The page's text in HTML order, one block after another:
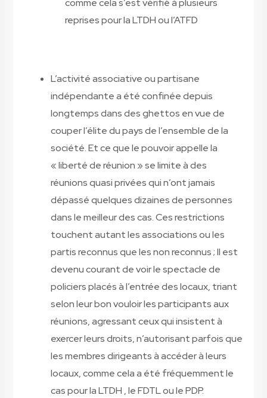
comme cela s’est vérifié à plusieurs
reprises pour la LTDH ou l’ATFD
L’activité associative ou partisane
indépendante a été confinée depuis
longtemps dans des ghettos en vue de
couper l’élite du pays de l’ensemble de la
société. Et ce que le pouvoir appelle la
« liberté de réunion » se limite à des
réunions quasi privées qui n’ont jamais
dépassé quelques dizaines de personnes
dans le meilleur des cas. Ces restrictions
touchent autant les associations ou les
partis reconnus que les non reconnus ; Il est
devenu courant de voir le spectacle de
policiers placés à l’entrée des locaux, triant
selon leur bon vouloir les participants aux
réunions, agressant ceux qui insistent à
exercer leurs droits, n’autorisant parfois que
les membres dirigeants à accéder à leurs
locaux, comme cela a été fréquemment le
cas pour la LTDH , le FDTL ou le PDP.